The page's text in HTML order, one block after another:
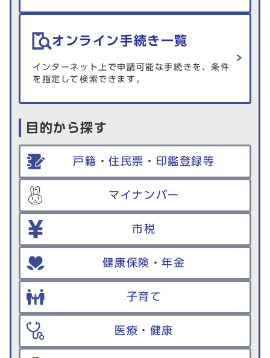
オンライン手続き一覧
インターネット上で申請可能な手続きを、条件
を指定して検索できます。
目的から探す
戸籍・住民票・印鑑登録等
マイナンバー
市税
健康保険・年金
子育て
医療・健康